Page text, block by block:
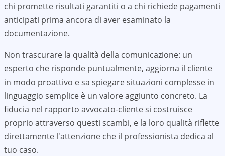
chi promette risultati garantiti o a chi richiede pagamenti
anticipati prima ancora di aver esaminato la
documentazione.
Non trascurare la qualità della comunicazione: un
esperto che risponde puntualmente, aggiorna il cliente
in modo proattivo e sa spiegare situazioni complesse in
linguaggio semplice è un valore aggiunto concreto. La
fiducia nel rapporto avvocato-cliente si costruisce
proprio attraverso questi scambi, e la loro qualità riflette
direttamente l'attenzione che il professionista dedica al
tuo caso.